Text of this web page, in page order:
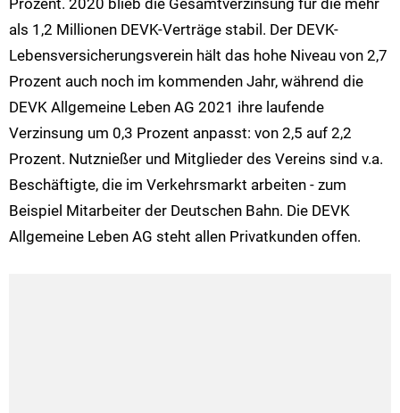
als 1,2 Millionen DEVK-Verträge stabil. Der DEVK-
Lebensversicherungsverein hält das hohe Niveau von 2,7
Prozent auch noch im kommenden Jahr, während die
DEVK Allgemeine Leben AG 2021 ihre laufende
Verzinsung um 0,3 Prozent anpasst: von 2,5 auf 2,2
Prozent. Nutznießer und Mitglieder des Vereins sind v.a.
Beschäftigte, die im Verkehrsmarkt arbeiten - zum
Beispiel Mitarbeiter der Deutschen Bahn. Die DEVK
Allgemeine Leben AG steht allen Privatkunden offen.